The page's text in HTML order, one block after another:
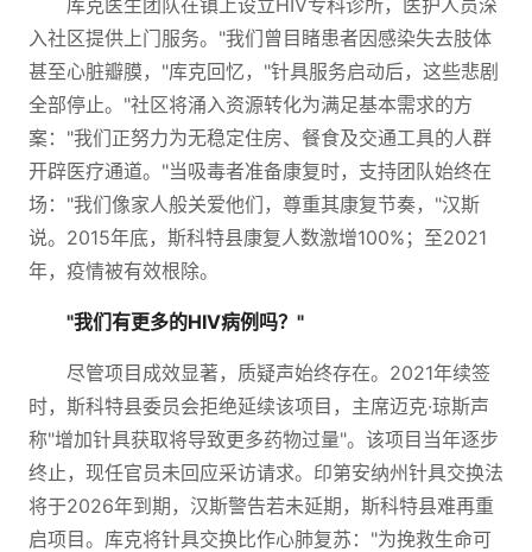
库克医生团队在镇上设立HIV专科诊所，医护人员深
入社区提供上门服务。"我们曾目睹患者因感染失去肢体
甚至心脏瓣膜，"库克回忆，"针具服务启动后，这些悲剧
全部停止。"社区将涌入资源转化为满足基本需求的方
案："我们正努力为无稳定住房、餐食及交通工具的人群
开辟医疗通道。"当吸毒者准备康复时，支持团队始终在
场："我们像家人般关爱他们，尊重其康复节奏，"汉斯
说。2015年底，斯科特县康复人数激增100%；至2021
年，疫情被有效根除。
"我们有更多的HIV病例吗？"
尽管项目成效显著，质疑声始终存在。2021年续签
时，斯科特县委员会拒绝延续该项目，主席迈克·琼斯声
称"增加针具获取将导致更多药物过量"。该项目当年逐步
终止，现任官员未回应采访请求。印第安纳州针具交换法
将于2026年到期，汉斯警告若未延期，斯科特县难再重
启项目。库克将针具交换比作心肺复苏："为挽救生命可